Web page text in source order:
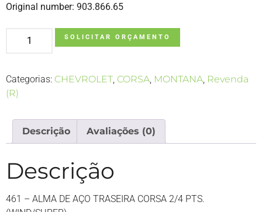
Original number: 903.866.65
SOLICITAR ORÇAMENTO
Categorias: CHEVROLET, CORSA, MONTANA, Revenda
(R)
Descrição Avaliações (0)
Descrição
461 – ALMA DE AÇO TRASEIRA CORSA 2/4 PTS.